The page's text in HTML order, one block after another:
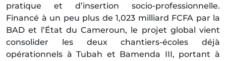
pratique et d’insertion socio-professionnelle.
Financé à un peu plus de 1,023 milliard FCFA par la
BAD et l’État du Cameroun, le projet global vient
consolider les deux chantiers-écoles déjà
opérationnels à Tubah et Bamenda III, portant à